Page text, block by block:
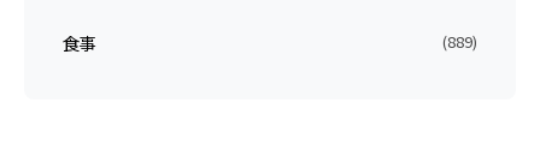
食事 (889)